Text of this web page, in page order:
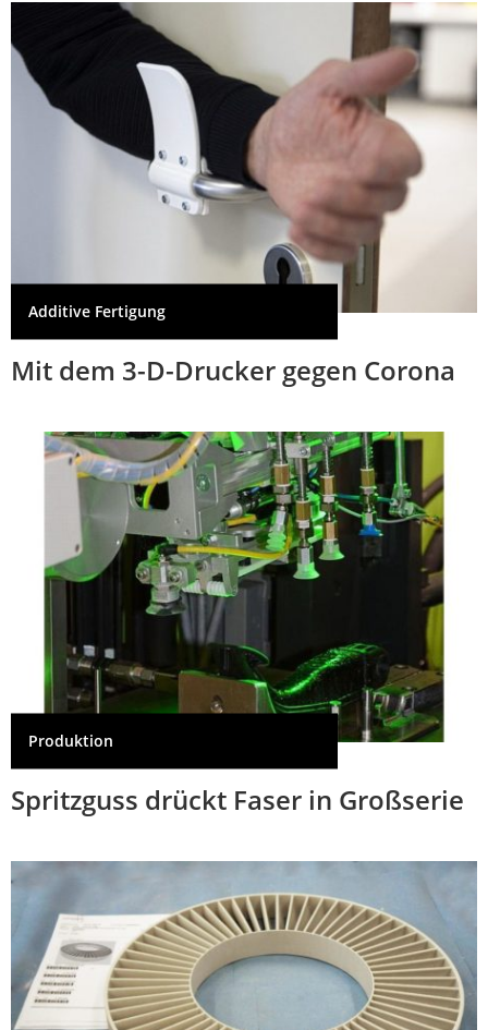
Additive Fertigung
Mit dem 3-D-Drucker gegen Corona
Produktion
Spritzguss drückt Faser in Großserie